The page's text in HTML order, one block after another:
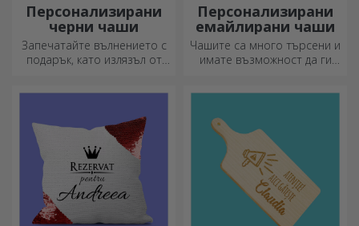
Персонализирани
черни чаши
Запечатайте вълнението с
подарък, като излязъл от
впечатление на всеки,
който ги получи като
подарък.
Персонализирани
емайлирани чаши
Чашите са много търсени и
имате възможност да ги
емайлираните не се чупят.